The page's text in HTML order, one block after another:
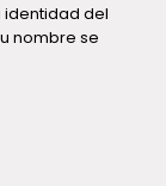
identidad del
nombre se